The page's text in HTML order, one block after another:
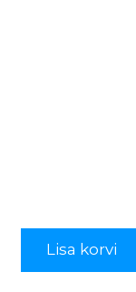
Lisa korvi